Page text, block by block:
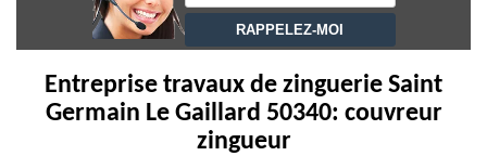
Entreprise travaux de zinguerie Saint
Germain Le Gaillard 50340: couvreur
zingueur